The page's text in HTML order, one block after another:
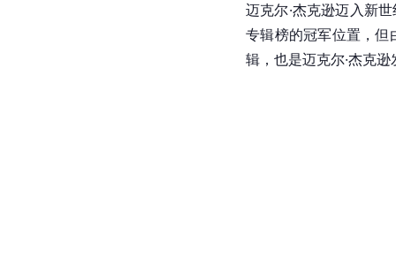
迈克尔·杰克逊迈入新世
专辑榜的冠军位置，但
辑，也是迈克尔·杰克